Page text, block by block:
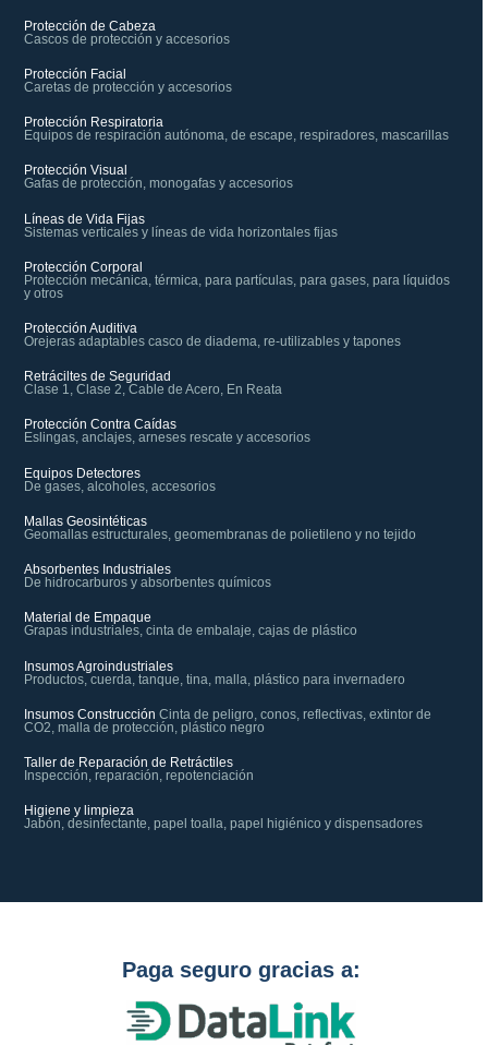
Protección de Cabeza
Cascos de protección y accesorios
Protección Facial
Caretas de protección y accesorios
Protección Respiratoria
Equipos de respiración autónoma, de escape, respiradores, mascarillas
Protección Visual
Gafas de protección, monogafas y accesorios
Líneas de Vida Fijas
Sistemas verticales y líneas de vida horizontales fijas
Protección Corporal
Protección mecánica, térmica, para partículas, para gases, para líquidos
y otros
Protección Auditiva
Orejeras adaptables casco de diadema, re-utilizables y tapones
Retráciltes de Seguridad
Clase 1, Clase 2, Cable de Acero, En Reata
Protección Contra Caídas
Eslingas, anclajes, arneses rescate y accesorios
Equipos Detectores
De gases, alcoholes, accesorios
Mallas Geosintéticas
Geomallas estructurales, geomembranas de polietileno y no tejido
Absorbentes Industriales
De hidrocarburos y absorbentes químicos
Material de Empaque
Grapas industriales, cinta de embalaje, cajas de plástico
Insumos Agroindustriales
Productos, cuerda, tanque, tina, malla, plástico para invernadero
Insumos Construcción Cinta de peligro, conos, reflectivas, extintor de
CO2, malla de protección, plástico negro
Taller de Reparación de Retráctiles
Inspección, reparación, repotenciación
Higiene y limpieza
Jabón, desinfectante, papel toalla, papel higiénico y dispensadores
Paga seguro gracias a: